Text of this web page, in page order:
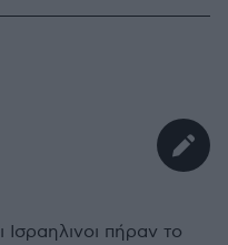
Ισραηλινοι πήραν το